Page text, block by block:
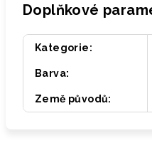
Doplňkové
Kategorie:
Barva:
Země původů: